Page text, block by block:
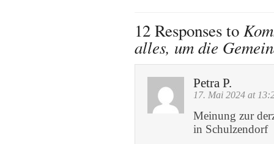
12 Responses to
alles, um die
Petra P.
17. Mai 2024 at
Meinung zur
in Schulzendorf